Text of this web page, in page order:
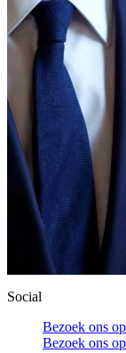
Social
Bezoek ons
Bezoek ons